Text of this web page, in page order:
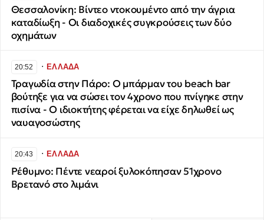
Θεσσαλονίκη: Βίντεο ντοκουμέντο από την άγρια
καταδίωξη - Οι διαδοχικές συγκρούσεις των δύο
οχημάτων
20:52 ∙ΕΛΛΑΔΑ
Τραγωδία στην Πάρο: Ο μπάρμαν του beach bar
βούτηξε για να σώσει τον 4χρονο που πνίγηκε στην
πισίνα - Ο ιδιοκτήτης φέρεται να είχε δηλωθεί ως
ναυαγοσώστης
20:43 ∙ΕΛΛΑΔΑ
Ρέθυμνο: Πέντε νεαροί ξυλοκόπησαν 51χρονο
Βρετανό στο λιμάνι